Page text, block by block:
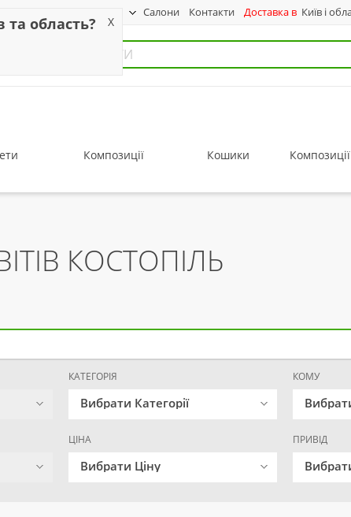
Салони Контакти Доставка в Київ і
Композиції Кошики
КОСТОПІЛЬ
КАТЕГОРІЯ
Вибрати Категорії
КОМУ
ЦІНА
Вибрати Ціну
ПРИВІД
та область? X